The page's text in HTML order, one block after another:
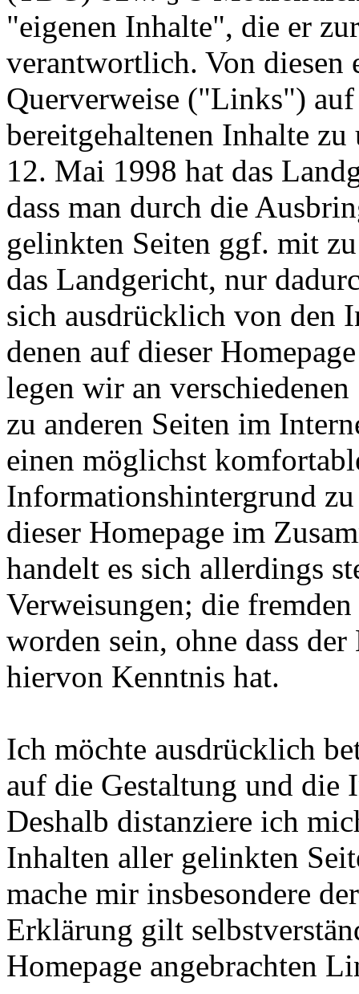
"eigenen Inhalte", die er
verantwortlich. Von diesen
Querverweise ("Links")
bereitgehaltenen Inhalte
12. Mai 1998 hat das
dass man durch die
gelinkten Seiten ggf. mit
das Landgericht, nur
sich ausdrücklich von den
denen auf dieser
legen wir an
zu anderen Seiten im
einen möglichst
Informationshintergrund
dieser Homepage im
handelt es sich allerdings
Verweisungen; die
worden sein, ohne dass
hiervon Kenntnis hat.
Ich möchte ausdrücklich
auf die Gestaltung und die
Deshalb distanziere ich
Inhalten aller gelinkten
mache mir insbesondere
Erklärung gilt
Homepage angebrachten